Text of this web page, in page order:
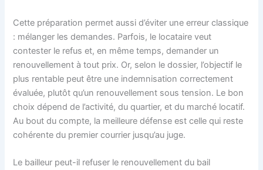
Cette préparation permet aussi d’éviter une erreur classique
: mélanger les demandes. Parfois, le locataire veut
contester le refus et, en même temps, demander un
renouvellement à tout prix. Or, selon le dossier, l’objectif le
plus rentable peut être une indemnisation correctement
évaluée, plutôt qu’un renouvellement sous tension. Le bon
choix dépend de l’activité, du quartier, et du marché locatif.
Au bout du compte, la meilleure défense est celle qui reste
cohérente du premier courrier jusqu’au juge.
Le bailleur peut-il refuser le renouvellement du bail